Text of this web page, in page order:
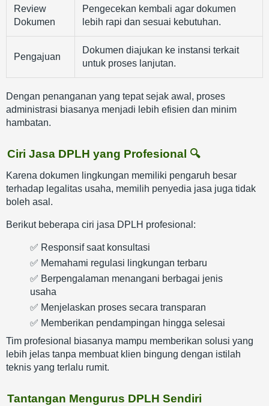
Review
Dokumen
Pengecekan kembali agar dokumen
lebih rapi dan sesuai kebutuhan.
Pengajuan
Dokumen diajukan ke instansi terkait
untuk proses lanjutan.
Dengan penanganan yang tepat sejak awal, proses
administrasi biasanya menjadi lebih efisien dan minim
hambatan.
Ciri Jasa DPLH yang Profesional 🔍
Karena dokumen lingkungan memiliki pengaruh besar
terhadap legalitas usaha, memilih penyedia jasa juga tidak
boleh asal.
Berikut beberapa ciri jasa DPLH profesional:
✅ Responsif saat konsultasi
✅ Memahami regulasi lingkungan terbaru
✅ Berpengalaman menangani berbagai jenis
usaha
✅ Menjelaskan proses secara transparan
✅ Memberikan pendampingan hingga selesai
Tim profesional biasanya mampu memberikan solusi yang
lebih jelas tanpa membuat klien bingung dengan istilah
teknis yang terlalu rumit.
Tantangan Mengurus DPLH Sendiri